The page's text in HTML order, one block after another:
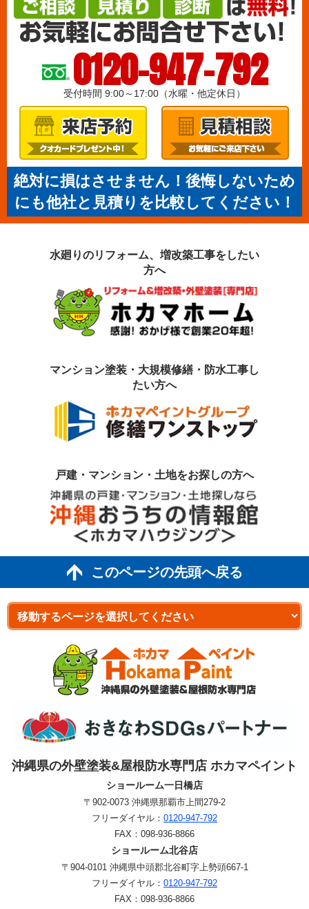
0120-947-792
受付時間 9:00～17:00（水曜・他定休日）
絶対に損はさせません！後悔しないため
にも他社と見積りを比較してください！
水廻りのリフォーム、増改築工事を したい
方へ
マンション塗装・大規模修繕・防水工事し
たい方へ
戸建・マンション・土地をお探しの方へ
このページの先頭へ戻る
沖縄県の外壁塗装&屋根防水専門店 ホカマペイント
ショールーム一日橋店
〒902-0073 沖縄県那覇市上間279-2
フリーダイヤル： 0120-947-792
FAX： 098-936-8866
ショールーム北谷店
〒904-0101 沖縄県中頭郡北谷町字上勢頭667-1
フリーダイヤル： 0120-947-792
FAX： 098-936-8866